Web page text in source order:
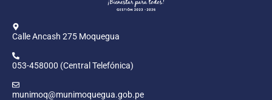
Calle Ancash 275 Moquegua
053-458000 (Central Telefónica)
munimoq@munimoquegua.gob.pe